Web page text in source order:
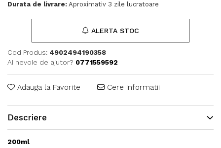
Durata de livrare: Aproximativ 3 zile lucratoare
ALERTA STOC
Cod Produs: 4902494190358
Ai nevoie de ajutor? 0771559592
Adauga la Favorite Cere informatii
Descriere
200ml